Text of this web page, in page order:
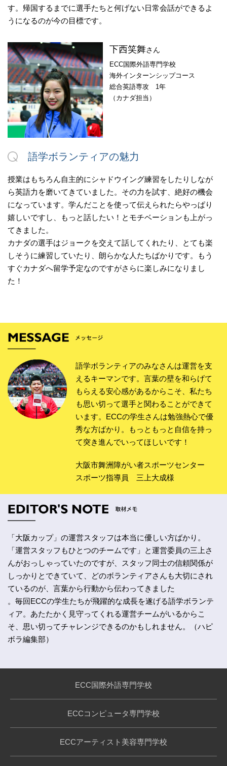
す。帰国するまでに選手たちと何げない日常会話ができるよ
うになるのが今の目標です。
下西笑舞さん
ECC国際外語専門学校
海外インターンシップコース
総合英語専攻 1年
（カナダ担当）
語学ボランティアの魅力
授業はもちろん自主的にシャドウイング練習をしたりしなが
ら英語力を磨いてきていました。その力を試す、絶好の機会
になっています。学んだことを使って伝えられたらやっぱり
嬉しいですし、もっと話したい！とモチベーションも上がっ
てきました。
カナダの選手はジョークを交えて話してくれたり、とても楽
しそうに練習していたり、朗らかな人たちばかりです。もう
すぐカナダへ留学予定なのですがさらに楽しみになりまし
た！
語学ボランティアのみなさんは運営を支
えるキーマンです。言葉の壁を和らげて
もらえる安心感があるからこそ、私たち
も思い切って選手と関わることができて
います。ECCの学生さんは勉強熱心で優
秀な方ばかり。もっともっと自信を持っ
て突き進んでいってほしいです！
大阪市舞洲障がい者スポーツセンター
スポーツ指導員 三上大成様
「大阪カップ」の運営スタッフは本当に優しい方ばかり。
「運営スタッフもひとつのチームです」と運営委員の三上さ
んがおっしゃっていたのですが、スタッフ同士の信頼関係が
しっかりとできていて、どのボランティアさんも大切にされ
ているのが、言葉から行動から伝わってきました
。毎回ECCの学生たちが飛躍的な成長を遂げる語学ボランテ
ィア。あたたかく見守ってくれる運営チームがいるからこ
そ、思い切ってチャレンジできるのかもしれません。（ハピ
ボラ編集部）
ECC国際外語専門学校
ECCコンピュータ専門学校
ECCアーティスト美容専門学校